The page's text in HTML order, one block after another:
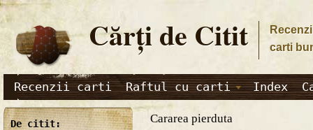
Cărţi de Citit
carti
Recenzii carti Raftul cu carti Index
De citit: Cararea pierduta